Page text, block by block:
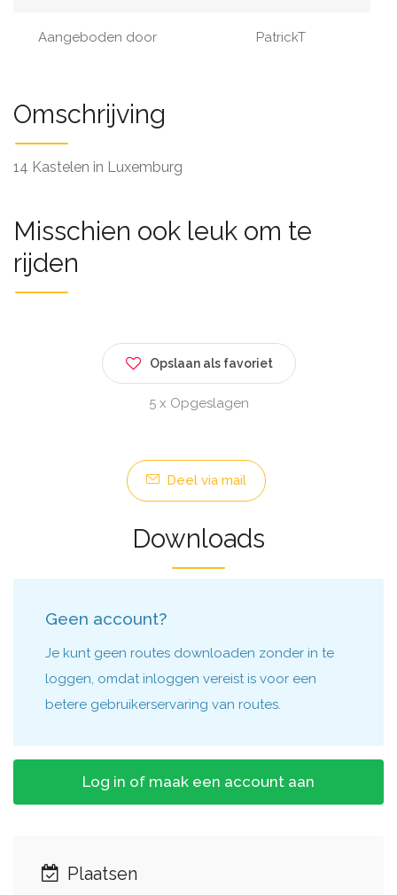
Aangeboden door PatrickT
Omschrijving
14 Kastelen in Luxemburg
Misschien ook leuk om te
rijden
Opslaan als favoriet
5 x Opgeslagen
Deel via mail
Downloads
Geen account?
Je kunt geen routes downloaden zonder in te
loggen, omdat inloggen vereist is voor een
betere gebruikerservaring van routes.
Log in of maak een account aan
Plaatsen